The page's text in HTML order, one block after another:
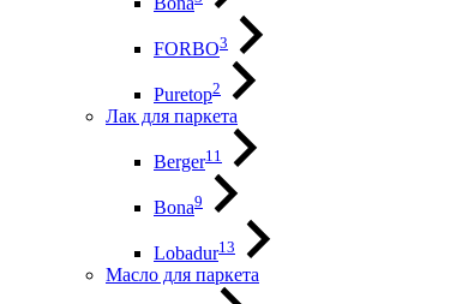
FORBO3
Puretop2
Лак для паркета
Berger11
Bona9
Lobadur13
Масло для паркета